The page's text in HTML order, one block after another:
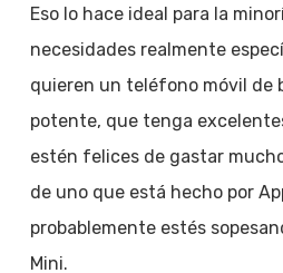
Eso lo hace ideal para la
necesidades realmente
quieren un teléfono móvil de
potente, que tenga
estén felices de gastar
de uno que está hecho por
probablemente estés
Mini.